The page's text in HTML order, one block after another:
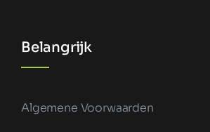
Belangrijk
Algemene Voorwaarden